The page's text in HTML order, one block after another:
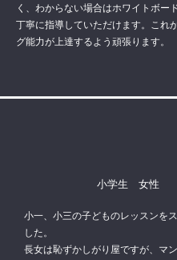
く、わからない場合はホワイトボー
丁寧に指導していただけます。これ
グ能力が上達するよう頑張ります。
小学生 女性
小一、小三の子どものレッスンを
した。
長女は恥ずかしがり屋ですが、マ